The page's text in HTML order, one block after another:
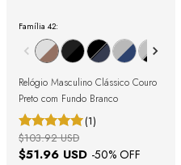
Família 42:
Relógio Masculino Clássico Couro
Preto com Fundo Branco
(1)
$51.96 USD -50% OFF
$103.92 USD